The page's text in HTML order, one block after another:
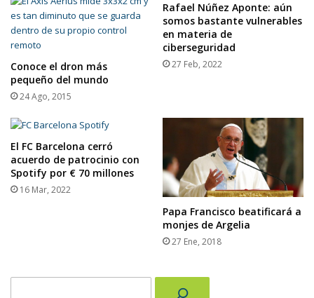
Conoce el dron más
pequeño del mundo
24 Ago, 2015
Rafael Núñez Aponte: aún
somos bastante vulnerables
en materia de
ciberseguridad
27 Feb, 2022
El FC Barcelona cerró
acuerdo de patrocinio con
Spotify por € 70 millones
16 Mar, 2022
Papa Francisco beatificará a
monjes de Argelia
27 Ene, 2018